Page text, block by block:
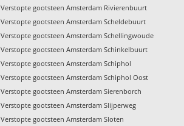
Verstopte gootsteen Amsterdam Rivierenbuurt
Verstopte gootsteen Amsterdam Scheldebuurt
Verstopte gootsteen Amsterdam Schellingwoude
Verstopte gootsteen Amsterdam Schinkelbuurt
Verstopte gootsteen Amsterdam Schiphol
Verstopte gootsteen Amsterdam Schiphol Oost
Verstopte gootsteen Amsterdam Sierenborch
Verstopte gootsteen Amsterdam Slijperweg
Verstopte gootsteen Amsterdam Sloten